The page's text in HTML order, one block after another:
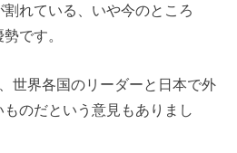
れている、いや今のところ
です。
世界各国のリーダーと日本で外
のだという意見もありまし